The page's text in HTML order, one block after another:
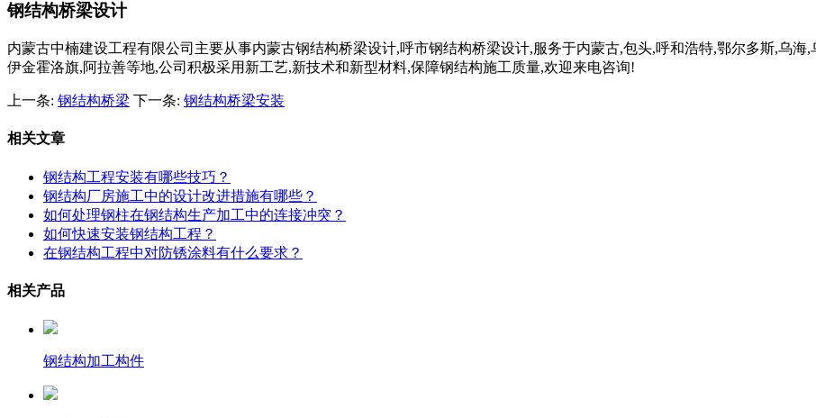
钢结构桥梁设计
内蒙古中楠建设工程有限公司主要从事内蒙古钢结构桥梁设计,呼市钢结构桥梁设计,服务于内蒙古,包头,呼和浩特,鄂尔多斯,乌
伊金霍洛旗,阿拉善等地,公司积极采用新工艺,新技术和新型材料,保障钢结构施工质量,欢迎来电咨询!
上一条: 钢结构桥梁 下一条: 钢结构桥梁安装
相关文章
钢结构工程安装有哪些技巧？
钢结构厂房施工中的设计改进措施有哪些？
如何处理钢柱在钢结构生产加工中的连接冲突？
如何快速安装钢结构工程？
在钢结构工程中对防锈涂料有什么要求？
相关产品
钢结构加工构件